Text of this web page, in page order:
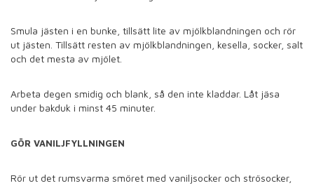
Smula jästen i en bunke, tillsätt lite av mjölkblandningen och rör
ut jästen. Tillsätt resten av mjölkblandningen, kesella, socker, salt
och det mesta av mjölet.
Arbeta degen smidig och blank, så den inte kladdar. Låt jäsa
under bakduk i minst 45 minuter.
GÖR VANILJFYLLNINGEN
Rör ut det rumsvarma smöret med vaniljsocker och strösocker,